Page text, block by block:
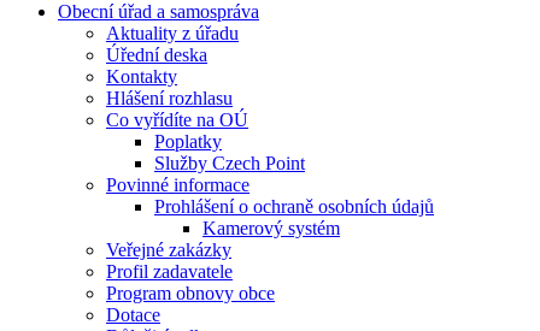
Obecní úřad a samospráva
Aktuality z úřadu
Úřední deska
Kontakty
Hlášení rozhlasu
Co vyřídíte na OÚ
Poplatky
Služby Czech Point
Povinné informace
Prohlášení o ochraně osobních údajů
Kamerový systém
Veřejné zakázky
Profil zadavatele
Program obnovy obce
Dotace